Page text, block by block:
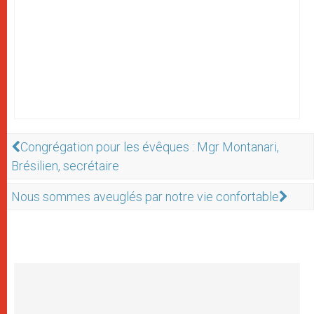
Congrégation pour les évêques : Mgr Montanari,
Brésilien, secrétaire
Nous sommes aveuglés par notre vie confortable